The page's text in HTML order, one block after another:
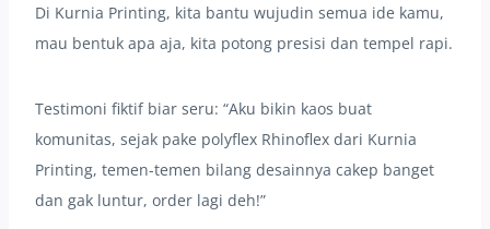
Di Kurnia Printing, kita bantu wujudin semua ide kamu,
mau bentuk apa aja, kita potong presisi dan tempel rapi.
Testimoni fiktif biar seru: “Aku bikin kaos buat
komunitas, sejak pake polyflex Rhinoflex dari Kurnia
Printing, temen-temen bilang desainnya cakep banget
dan gak luntur, order lagi deh!”